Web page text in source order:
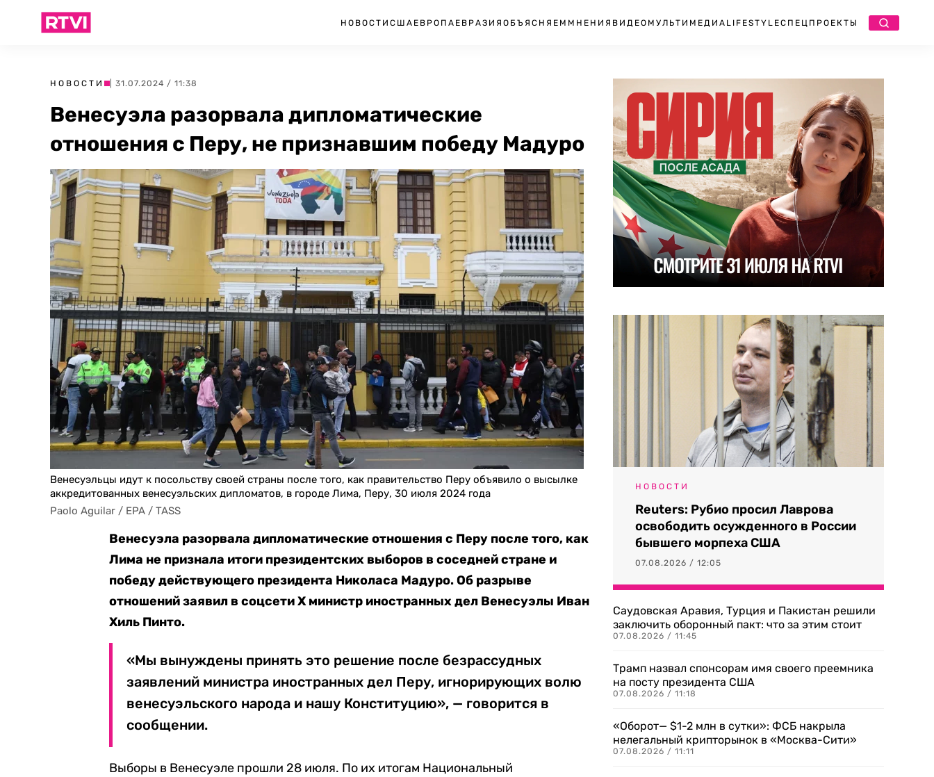
НОВОСТИ США ЕВРОПА ЕВРАЗИЯ ОБЪЯСНЯЕМ МНЕНИЯ ВИДЕО МУЛЬТИМЕДИА LIFESTYLEСПЕЦПРОЕКТЫ
НОВОСТИ | 31.07.2024 / 11:38
Венесуэла разорвала дипломатические
отношения с Перу, не признавшим победу Мадуро
Венесуэльцы идут к посольству своей страны после того, как правительство Перу объявило о высылке
аккредитованных венесуэльских дипломатов, в городе Лима, Перу, 30 июля 2024 года
Paolo Aguilar / EPA / TASS
Венесуэла разорвала дипломатические отношения с Перу после того, как
Лима не признала итоги президентских выборов в соседней стране и
победу действующего президента Николаса Мадуро. Об разрыве
отношений заявил в соцсети Х министр иностранных дел Венесуэлы Иван
Хиль Пинто.
«Мы вынуждены принять это решение после безрассудных
заявлений министра иностранных дел Перу, игнорирующих волю
венесуэльского народа и нашу Конституцию», — говорится в
сообщении.
Выборы в Венесуэле прошли 28 июля. По их итогам Национальный
НОВОСТИ
Reuters: Рубио просил Лаврова
освободить осужденного в России
бывшего морпеха США
07.08.2026 / 12:05
Саудовская Аравия, Турция и Пакистан решили
заключить оборонный пакт: что за этим стоит
07.08.2026 / 11:45
Трамп назвал спонсорам имя своего преемника
на посту президента США
07.08.2026 / 11:18
«Оборот— $1-2 млн в сутки»: ФСБ накрыла
нелегальный крипторынок в «Москва-Сити»
07.08.2026 / 11:11